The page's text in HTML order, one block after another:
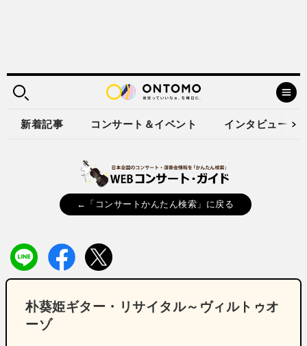
新着記事 コンサート＆イベント インタビュー
←「コンサートかんたん検索」に戻る
朴葵姫ギター・リサイタル～ヴィルトゥオ
ーゾ